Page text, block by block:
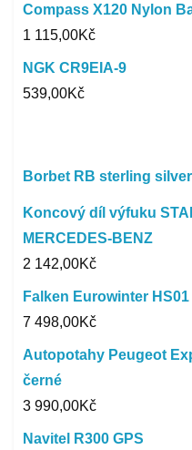
Compass X120 Nylon
1 115,00Kč
NGK CR9EIA-9
539,00Kč
Borbet RB sterling
Koncový díl výfuku
MERCEDES-BENZ
2 142,00Kč
Falken Eurowinter HS01
7 498,00Kč
Autopotahy Peugeot
černé
3 990,00Kč
Navitel R300 GPS